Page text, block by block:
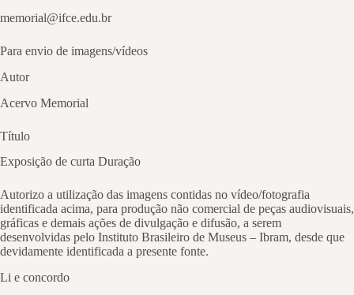
memorial@ifce.edu.br
Para envio de imagens/vídeos
Autor
Acervo Memorial
Título
Exposição de curta Duração
Autorizo a utilização das imagens contidas no vídeo/fotografia
identificada acima, para produção não comercial de peças audiovisuais,
gráficas e demais ações de divulgação e difusão, a serem
desenvolvidas pelo Instituto Brasileiro de Museus – Ibram, desde que
devidamente identificada a presente fonte.
Li e concordo